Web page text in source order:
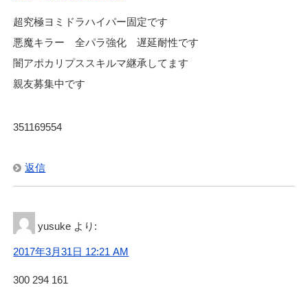
超究極ヨミドラハイパー固定です
悪魔キラー 全パラ強化 遅延耐性です
闇アポカリプススキルマ継承してます
親友募集中です
351169554
返信
yusuke より:
2017年3月31日 12:21 AM
300 294 161